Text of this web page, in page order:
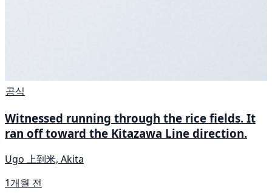
공식
Witnessed running through the rice fields. It
ran off toward the Kitazawa Line direction.
Ugo 上到米, Akita
1개월 전